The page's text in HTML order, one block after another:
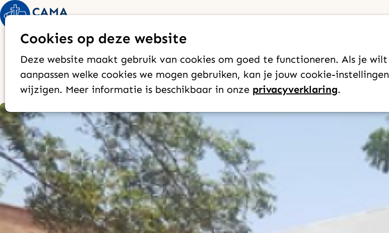
Cookies op deze website
Deze website maakt gebruik van cookies om goed te functioneren. Als je wilt
aanpassen welke cookies we mogen gebruiken, kan je jouw cookie-instellingen
wijzigen. Meer informatie is beschikbaar in onze privacyverklaring.
Liefde die redt
Leida Borghuis
21 oktober 2025